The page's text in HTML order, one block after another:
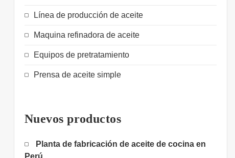
Línea de producción de aceite
Maquina refinadora de aceite
Equipos de pretratamiento
Prensa de aceite simple
Nuevos productos
Planta de fabricación de aceite de cocina en
Perú